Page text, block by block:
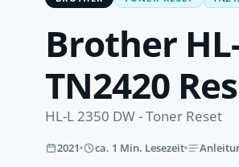
Brother
TN2420
HL-L 2350 DW - Toner Reset
2021 ca. 1 Min. Lesezeit